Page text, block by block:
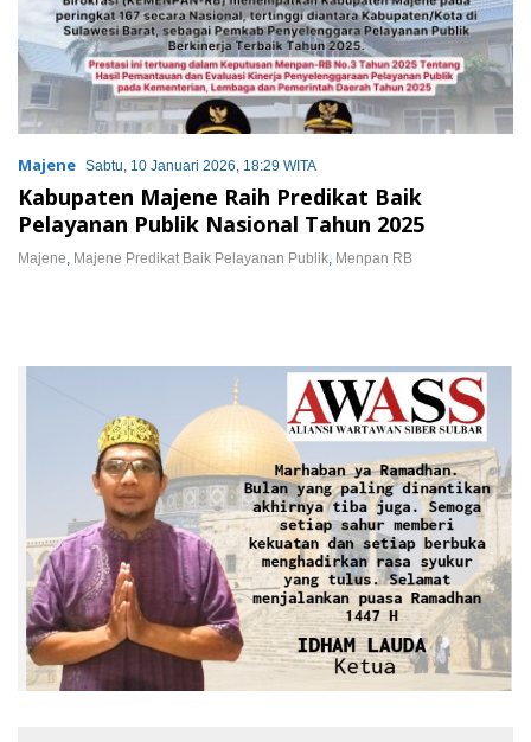
Majene Sabtu, 10 Januari 2026, 18:29 WITA
Kabupaten Majene Raih Predikat Baik
Pelayanan Publik Nasional Tahun 2025
Majene, Majene Predikat Baik Pelayanan Publik, Menpan RB